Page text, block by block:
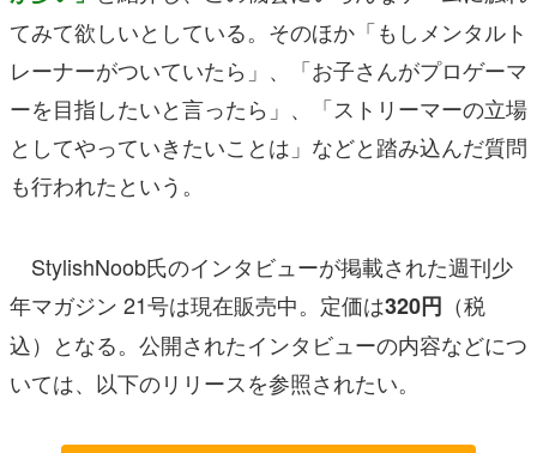
てみて欲しいとしている。そのほか「もしメンタルト
レーナーがついていたら」、「お子さんがプロゲーマ
ーを目指したいと言ったら」、「ストリーマーの立場
としてやっていきたいことは」などと踏み込んだ質問
も行われたという。
StylishNoob氏のインタビューが掲載された週刊少
年マガジン 21号は現在販売中。定価は320円 （税
込）となる。公開されたインタビューの内容などにつ
いては、以下のリリースを参照されたい。